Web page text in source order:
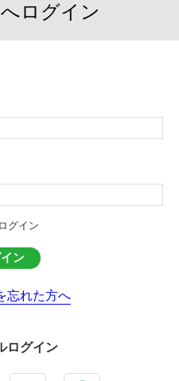
ログイン
グイン
忘れた方へ
ログイン